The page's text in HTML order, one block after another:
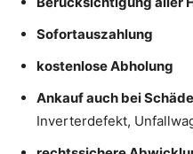
Sofortauszahlung
kostenlose Abholung
Ankauf auch bei
Inverterdefekt,